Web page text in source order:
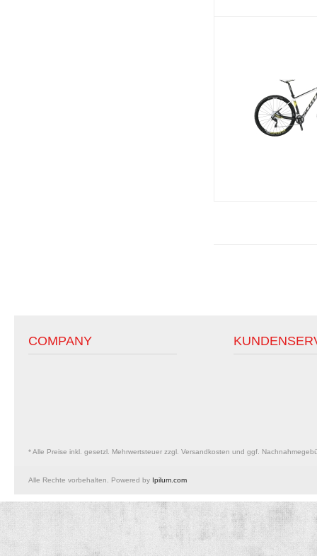
COMPANY
* Alle Preise inkl. gesetzl. Mehrwertsteuer zzgl. Versandkosten und ggf.
Alle Rechte vorbehalten. Powered by Ipilum.com